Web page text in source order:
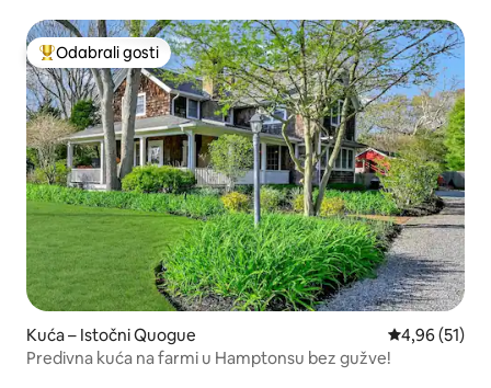
Među najviše rangiranima s oznakom „Odabrali gosti”
Odabrali gosti
Kuća – Istočni Quogue Prosječna
4,96 (51)
Predivna kuća na farmi u Hamptonsu bez gužve!